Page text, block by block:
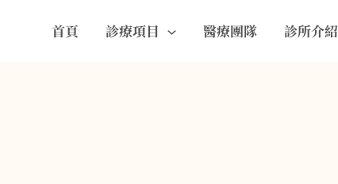
首頁 診療項目 醫療團隊 診所介紹